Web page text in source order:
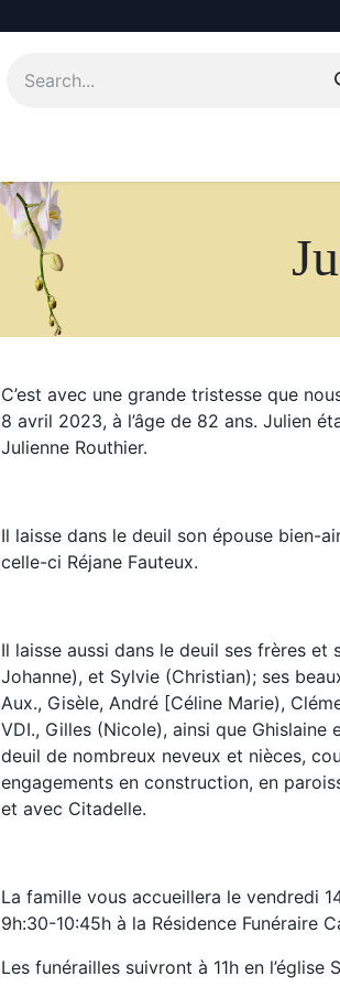
C’est avec une grande tristesse que
8 avril 2023, à l’âge de 82 ans. Julien
Julienne Routhier.
Il laisse dans le deuil son épouse bien-
celle-ci Réjane Fauteux.
Il laisse aussi dans le deuil ses frères
Johanne), et Sylvie (Christian); ses
Aux., Gisèle, André [Céline Marie),
VDI., Gilles (Nicole), ainsi que
deuil de nombreux neveux et nièces,
engagements en construction, en
et avec Citadelle.
La famille vous accueillera le vendredi
9h:30-10:45h à la Résidence Funéraire
Les funérailles suivront à 11h en